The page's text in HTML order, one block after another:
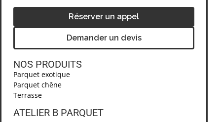
Réserver un appel
Demander un devis
NOS PRODUITS
Parquet exotique
Parquet chêne
Terrasse
ATELIER B PARQUET ​